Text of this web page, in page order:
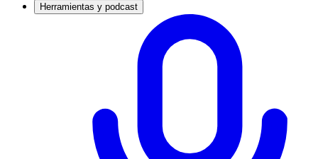
Herramientas y podcast